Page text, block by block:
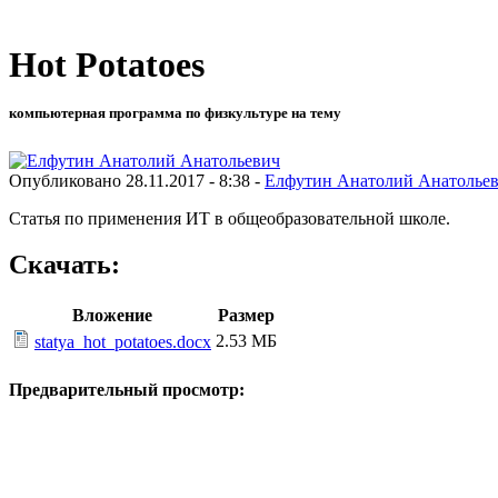
Hot Potatoes
компьютерная программа по физкультуре на тему
Опубликовано 28.11.2017 - 8:38 - Елфутин Анатолий
Статья по применения ИТ в общеобразовательной школе.
Скачать:
Вложение
Размер
statya_hot_potatoes.docx 2.53 МБ
Предварительный просмотр: